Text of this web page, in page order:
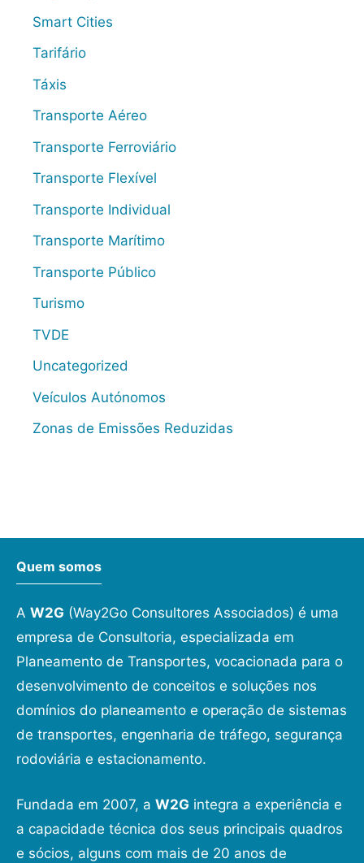
Smart Cities
Tarifário
Táxis
Transporte Aéreo
Transporte Ferroviário
Transporte Flexível
Transporte Individual
Transporte Marítimo
Transporte Público
Turismo
TVDE
Uncategorized
Veículos Autónomos
Zonas de Emissões Reduzidas
Quem somos
A W2G (Way2Go Consultores Associados) é uma
empresa de Consultoria, especializada em
Planeamento de Transportes, vocacionada para o
desenvolvimento de conceitos e soluções nos
domínios do planeamento e operação de sistemas
de transportes, engenharia de tráfego, segurança
rodoviária e estacionamento.
Fundada em 2007, a W2G integra a experiência e
a capacidade técnica dos seus principais quadros
e sócios, alguns com mais de 20 anos de